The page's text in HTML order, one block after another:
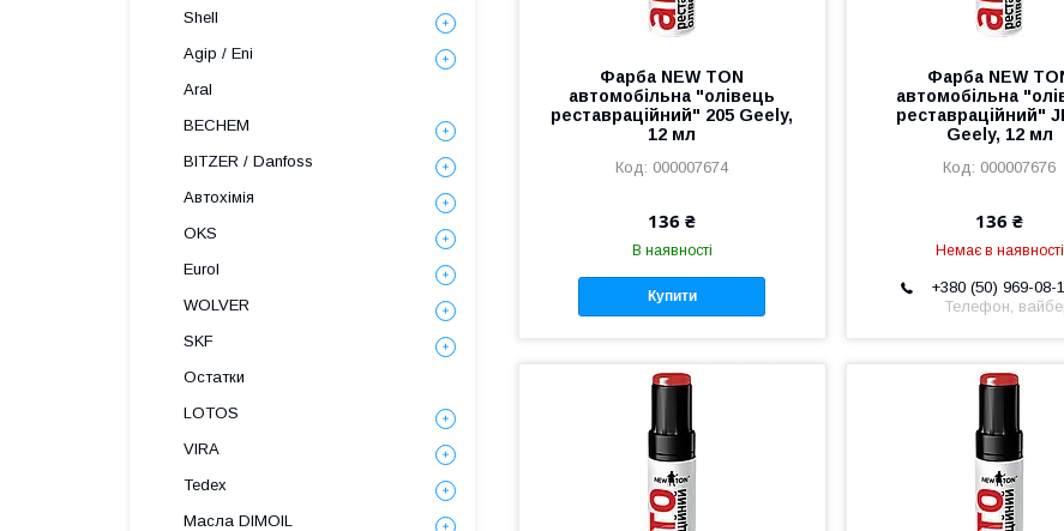
Фарба NEW TON
автомобільна "олівець
реставраційний" 205 Geely,
12 мл
000007674
136 ₴
В наявності
Купити
Фарба NEW
автомобільна
реставраційний"
Geely, 12 мл
000007676
136 ₴
Немає в наявності
+380 (50) 969-08-
Телефон,
Shell
Agip / Eni
Aral
BECHEM
BITZER / Danfoss
Автохімія
OKS
Eurol
WOLVER
SKF
Остатки
LOTOS
VIRA
Tedex
Масла DIMOIL